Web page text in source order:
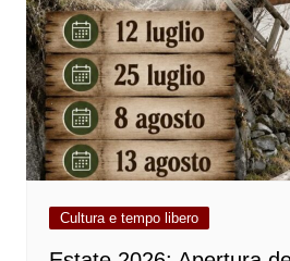
Cultura e tempo libero